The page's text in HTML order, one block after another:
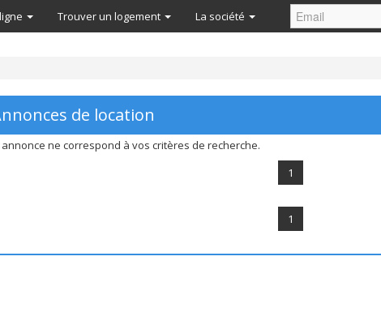
Trouver un logement La société
de location
ne correspond à vos critères de recherche.
1
1